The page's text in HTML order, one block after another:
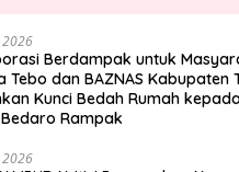
2026
Berdampak untuk
Tebo dan BAZNAS Kabupaten
Kunci Bedah Rumah
Rampak
2026